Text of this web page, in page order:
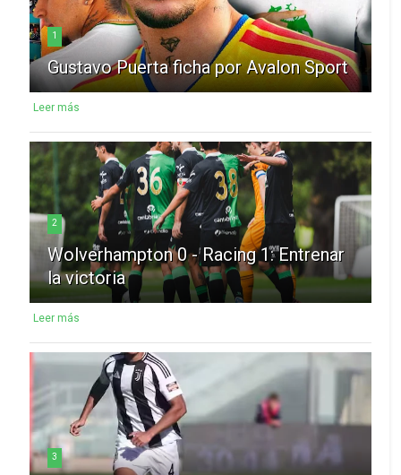
1
Gustavo Puerta ficha por Avalon Sport
Leer más
2
Wolverhampton 0 - Racing 1: Entrenar
la victoria
Leer más
3